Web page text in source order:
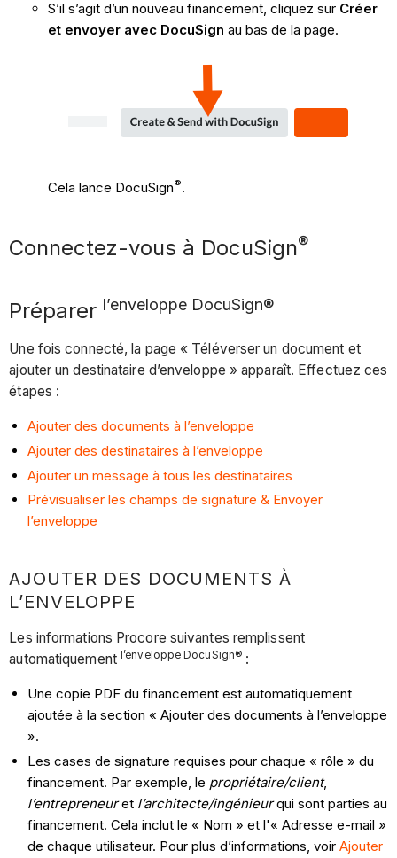
S’il s’agit d’un nouveau financement, cliquez sur Créer
et envoyer avec DocuSign au bas de la page.
Cela lance DocuSign®.
Connectez-vous à DocuSign®
Préparer l’enveloppe DocuSign®
Une fois connecté, la page « Téléverser un document et
ajouter un destinataire d’enveloppe » apparaît. Effectuez ces
étapes :
Ajouter des documents à l’enveloppe
Ajouter des destinataires à l’enveloppe
Ajouter un message à tous les destinataires
Prévisualiser les champs de signature & Envoyer
l’enveloppe
AJOUTER DES DOCUMENTS À
L’ENVELOPPE
Les informations Procore suivantes remplissent
automatiquement l’enveloppe DocuSign® :
Une copie PDF du financement est automatiquement
ajoutée à la section « Ajouter des documents à l’enveloppe
».
Les cases de signature requises pour chaque « rôle » du
financement. Par exemple, le propriétaire/client,
l’entrepreneuret l’architecte/ingénieurqui sont parties au
financement. Cela inclut le « Nom » et l'« Adresse e-mail »
de chaque utilisateur. Pour plus d’informations, voirAjouter